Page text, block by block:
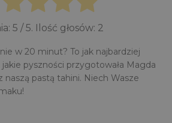
5 / 5. Ilość głosów: 2
w 20 minut? To jak najbardziej
pyszności przygotowała Magda
naszą pastą tahini. Niech Wasze